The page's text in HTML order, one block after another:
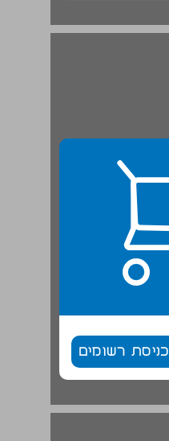
כניסת רשומים